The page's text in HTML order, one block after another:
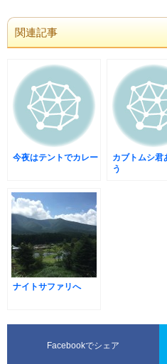
関連記事
今夜はテントでカレー
カブトムシ君
う
ナイトサファリへ
Facebookでシェア